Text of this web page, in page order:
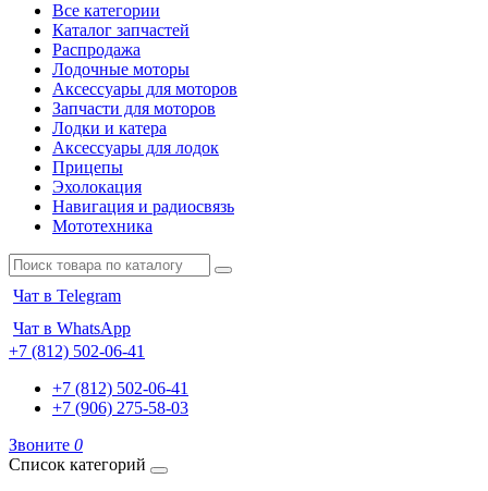
Все категории
Каталог запчастей
Распродажа
Лодочные моторы
Аксессуары для моторов
Запчасти для моторов
Лодки и катера
Аксессуары для лодок
Прицепы
Эхолокация
Навигация и радиосвязь
Мототехника
Чат в Telegram
Чат в WhatsApp
+7 (812) 502-06-41
+7 (812) 502-06-41
+7 (906) 275-58-03
Звоните 0
Список категорий